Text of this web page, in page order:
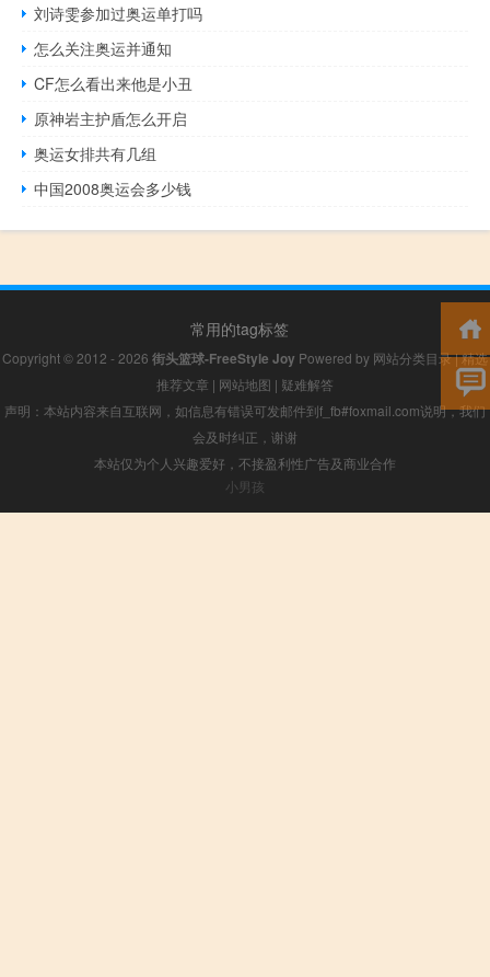
刘诗雯参加过奥运单打吗
怎么关注奥运并通知
CF怎么看出来他是小丑
原神岩主护盾怎么开启
奥运女排共有几组
中国2008奥运会多少钱
常用的tag标签
Copyright © 2012 - 2026 街头篮球-FreeStyle Joy Powered by 网站分类目录|精选
推荐文章 | 网站地图 | 疑难解答
声明：本站内容来自互联网，如信息有错误可发邮件到f_fb#foxmail.com说明，我们
会及时纠正，谢谢
本站仅为个人兴趣爱好，不接盈利性广告及商业合作
小男孩